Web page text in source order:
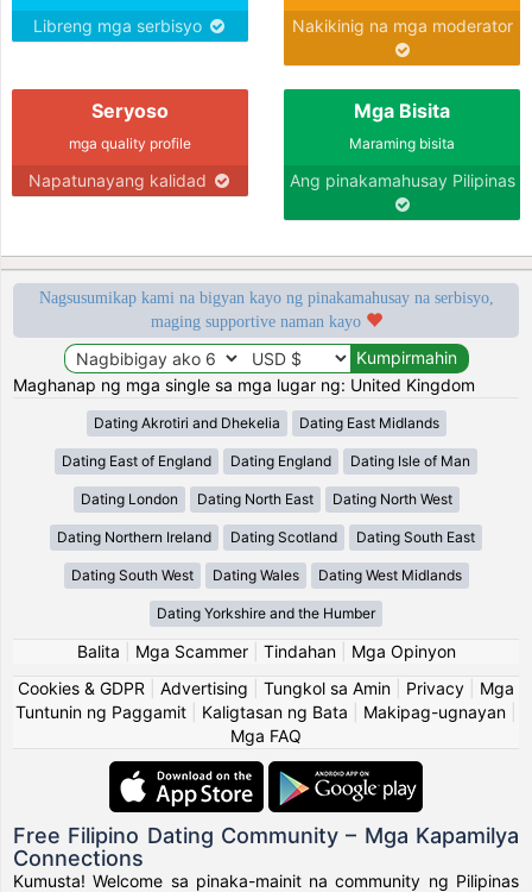
Libreng mga serbisyo Nakikinig na mga moderator
Seryoso
mga quality profile
Napatunayang kalidad
Mga Bisita
Maraming bisita
Ang pinakamahusay Pilipinas
Nagsusumikap kami na bigyan kayo ng pinakamahusay na serbisyo,
maging supportive naman kayo
Maghanap ng mga single sa mga lugar ng: United Kingdom
Dating Akrotiri and Dhekelia Dating East Midlands
Dating East of England Dating England Dating Isle of Man
Dating London Dating North East Dating North West
Dating Northern Ireland Dating Scotland Dating South East
Dating South West Dating Wales Dating West Midlands
Dating Yorkshire and the Humber
Balita Mga Scammer| Tindahan| Mga Opinyon
Cookies & GDPR
Advertising Tungkol sa Amin Privacy
Mga
Tuntunin ng Paggamit
Kaligtasan ng Bata Makipag-ugnayan
Mga FAQ
Free Filipino Dating Community – Mga Kapamilya
Connections
Kumusta! Welcome sa pinaka-mainit na community ng Pilipinas